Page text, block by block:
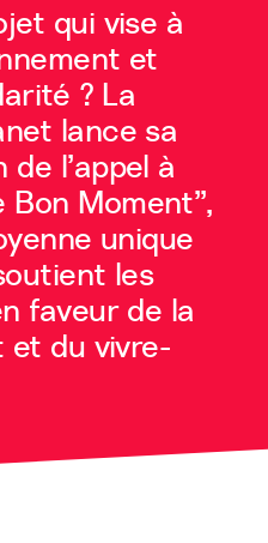
qui vise à
et
? La
lance sa
l’appel à
Bon Moment”,
unique
les
faveur de la
et du vivre-